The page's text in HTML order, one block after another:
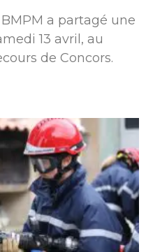
a partagé une
13 avril, au
de Concors.